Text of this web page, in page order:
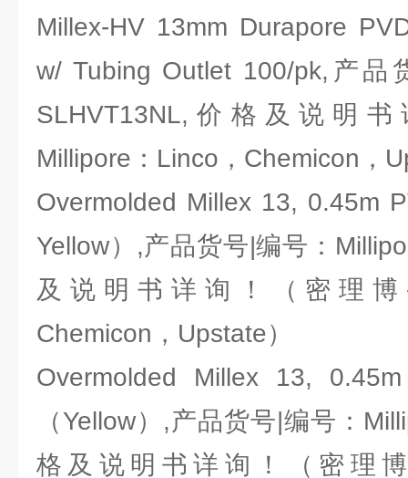
Millex-HV 13mm Durapore
w/ Tubing Outlet 100/pk,产品
SLHVT13NL,价格及说明
Millipore：Linco，Chemicon，
Overmolded Millex 13, 0.45m
Yellow）,产品货号|编号：
及说明书详询！（密理博-
Chemicon，Upstate）
Overmolded Millex 13,
（Yellow）,产品货号|编号：
格及说明书详询！（密理博